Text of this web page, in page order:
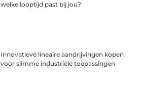
welke looptijd past bij jou?
Innovatieve lineaire aandrijvingen kopen
voor slimme industriële toepassingen